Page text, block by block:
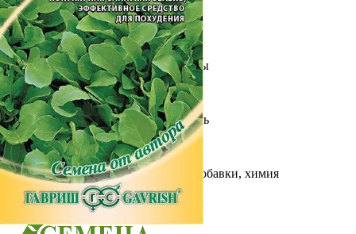
Грунты
Газонные травы, сидераты
Горшки, рассадники, аксессуары
Посадочный материал
Садовый инструмент, инвентарь
Консервирование
Средства защиты, удобрения, добавки, химия
Обустройство сада, декор